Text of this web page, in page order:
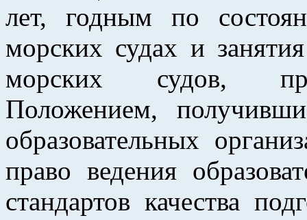
лет, годным по
морских судах и
морских судов,
Положением,
образовательных
право ведения
стандартов качества